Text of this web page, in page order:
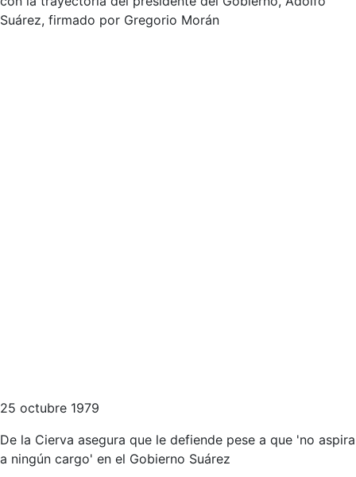
Suárez, firmado por Gregorio Morán
25 octubre 1979
De la Cierva asegura que le defiende pese a que 'no aspira
a ningún cargo' en el Gobierno Suárez